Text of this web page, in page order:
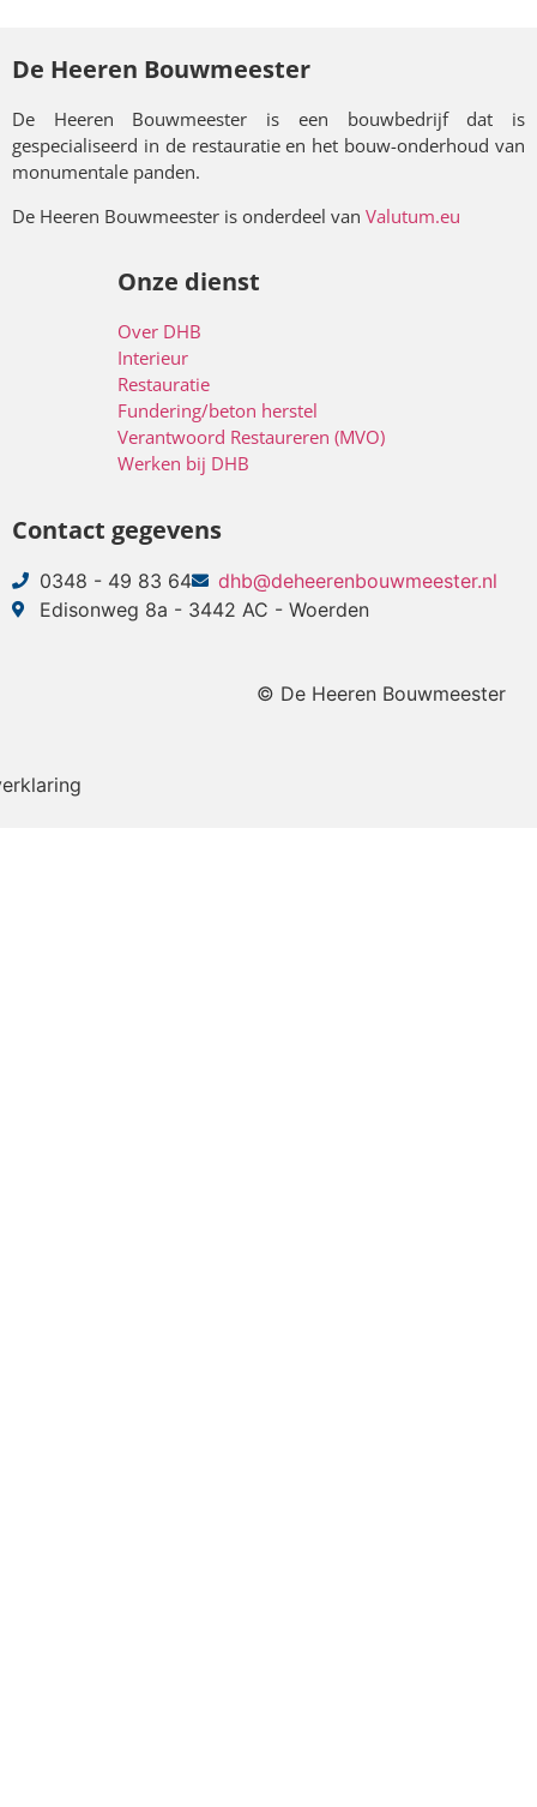
De Heeren Bouwmeester
De Heeren Bouwmeester is een bouwbedrijf dat is
gespecialiseerd in de restauratie en het bouw-onderhoud van
monumentale panden.
De Heeren Bouwmeester is onderdeel van Valutum.eu
Onze dienst
Over DHB
Interieur
Restauratie
Fundering/beton herstel
Verantwoord Restaureren (MVO)
Werken bij DHB
Contact gegevens
0348 - 49 83 64
dhb@deheerenbouwmeester.nl
Edisonweg 8a - 3442 AC - Woerden
© De Heeren Bouwmeester